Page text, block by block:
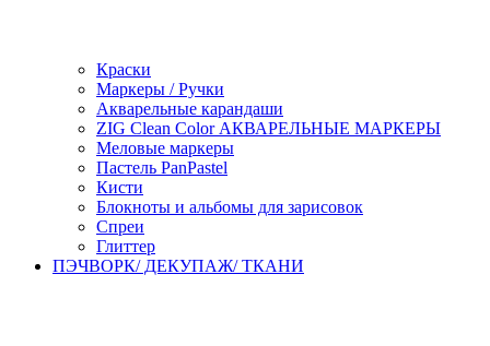
Краски
Маркеры / Ручки
Акварельные карандаши
ZIG Clean Color АКВАРЕЛЬНЫЕ МАРКЕРЫ
Меловые маркеры
Пастель PanPastel
Кисти
Блокноты и альбомы для зарисовок
Спреи
Глиттер
ПЭЧВОРК/ ДЕКУПАЖ/ ТКАНИ